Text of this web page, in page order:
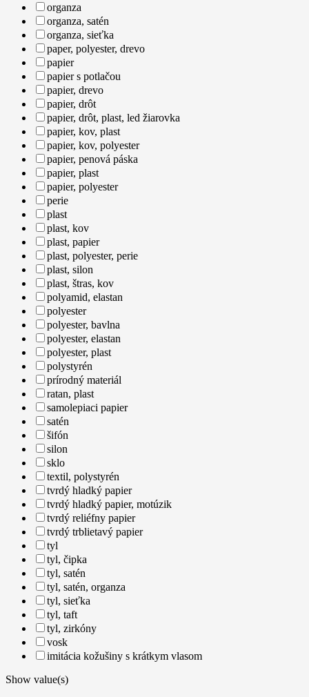
organza
organza, satén
organza, sieťka
paper, polyester, drevo
papier
papier s potlačou
papier, drevo
papier, drôt
papier, drôt, plast, led žiarovka
papier, kov, plast
papier, kov, polyester
papier, penová páska
papier, plast
papier, polyester
perie
plast
plast, kov
plast, papier
plast, polyester, perie
plast, silon
plast, štras, kov
polyamid, elastan
polyester
polyester, bavlna
polyester, elastan
polyester, plast
polystyrén
prírodný materiál
ratan, plast
samolepiaci papier
satén
šifón
silon
sklo
textil, polystyrén
tvrdý hladký papier
tvrdý hladký papier, motúzik
tvrdý reliéfny papier
tvrdý trblietavý papier
tyl
tyl, čipka
tyl, satén
tyl, satén, organza
tyl, sieťka
tyl, taft
tyl, zirkóny
vosk
imitácia kožušiny s krátkym vlasom
Show value(s)